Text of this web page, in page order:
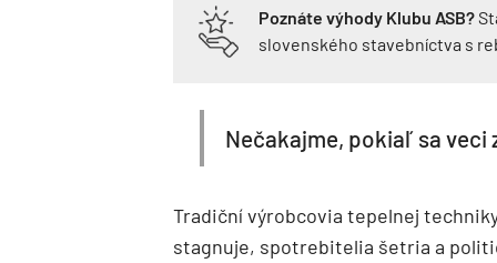
Poznáte výhody Klubu ASB?
slovenského stavebníctva s
Nečakajme, pokiaľ sa veci
Tradiční výrobcovia tepelnej
stagnuje, spotrebitelia šetria a